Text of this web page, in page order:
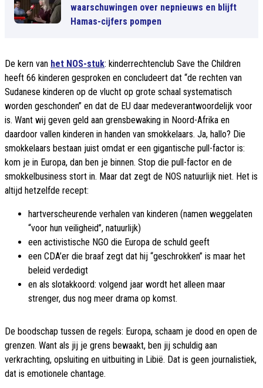
waarschuwingen over nepnieuws en blijft
Hamas-cijfers pompen
De kern van het NOS-stuk: kinderrechtenclub Save the Children
heeft 66 kinderen gesproken en concludeert dat “de rechten van
Sudanese kinderen op de vlucht op grote schaal systematisch
worden geschonden” en dat de EU daar medeverantwoordelijk voor
is. Want wij geven geld aan grensbewaking in Noord-Afrika en
daardoor vallen kinderen in handen van smokkelaars. Ja, hallo? Die
smokkelaars bestaan juist omdat er een gigantische pull-factor is:
kom je in Europa, dan ben je binnen. Stop die pull-factor en de
smokkelbusiness stort in. Maar dat zegt de NOS natuurlijk niet. Het is
altijd hetzelfde recept:
hartverscheurende verhalen van kinderen (namen weggelaten
“voor hun veiligheid”, natuurlijk)
een activistische NGO die Europa de schuld geeft
een CDA’er die braaf zegt dat hij “geschrokken” is maar het
beleid verdedigt
en als slotakkoord: volgend jaar wordt het alleen maar
strenger, dus nog meer drama op komst.
De boodschap tussen de regels: Europa, schaam je dood en open de
grenzen. Want als jij je grens bewaakt, ben jij schuldig aan
verkrachting, opsluiting en uitbuiting in Libië. Dat is geen journalistiek,
dat is emotionele chantage.